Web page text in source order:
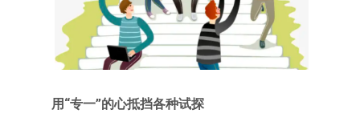
用“专一”的心抵挡各种试探